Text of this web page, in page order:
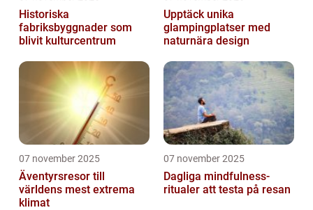
Historiska
fabriksbyggnader som
blivit kulturcentrum
Upptäck unika
glampingplatser med
naturnära design
07 november 2025
Äventyrsresor till
världens mest extrema
klimat
07 november 2025
Dagliga mindfulness-
ritualer att testa på resan